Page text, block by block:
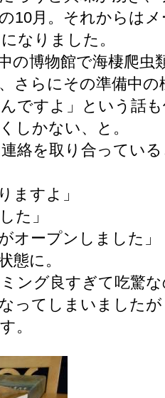
10月。それからは
なりました。
の博物館で海棲爬虫
さらにその準備中
ですよ」という話
しかない、と。
絡を取り合ってい
ますよ」
た」
オープンしました」
態に。
ング良すぎて吃驚
ってしまいましたが
。